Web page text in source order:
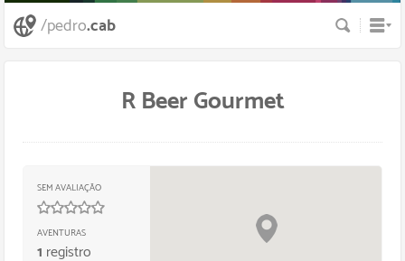
/pedro.cab Busca
R Beer Gourmet
SEM AVALIAÇÃO
AVENTURAS
1 registro